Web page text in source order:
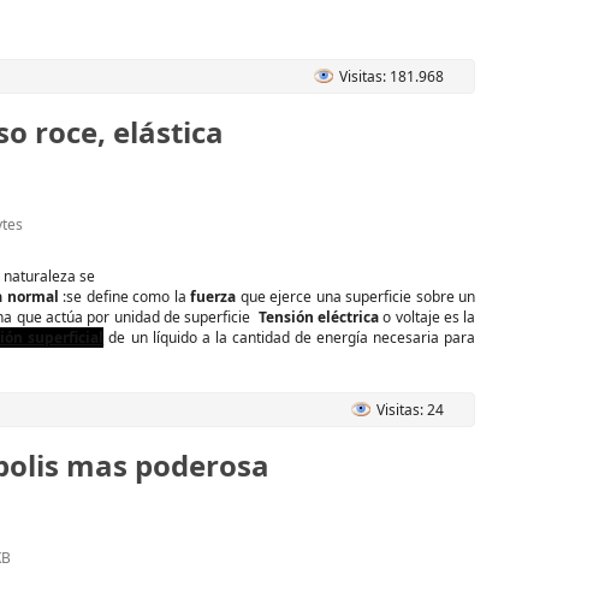
Visitas: 181.968
roce, elástica
se
normal :se define como lafuerza que ejerce una superficie sobre un
que actúa por unidad de superficie Tensión eléctricao voltaje es la
de un líquido a la cantidad de energía necesaria para
Visitas: 24
mas poderosa